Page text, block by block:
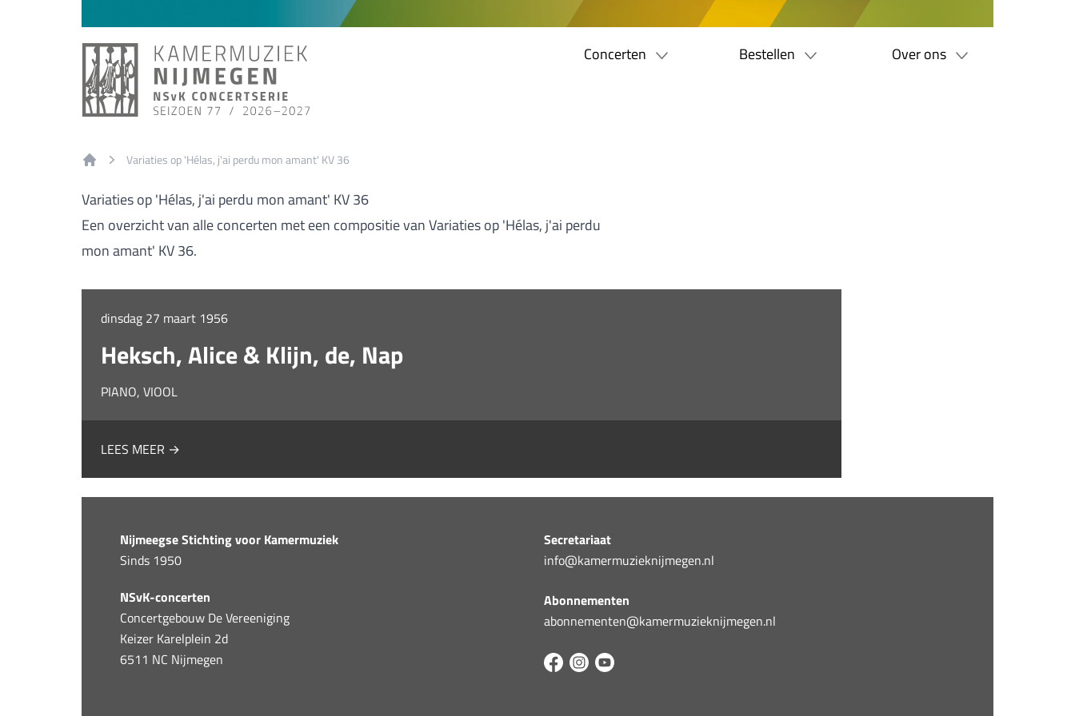
Concerten Bestellen Over ons
Variaties op 'Hélas, j'ai perdu mon amant' KV 36
Variaties op 'Hélas, j'ai perdu mon amant' KV 36
Een overzicht van alle concerten met een compositie van Variaties op 'Hélas, j'ai perdu
mon amant' KV 36.
dinsdag 27 maart 1956
Heksch, Alice & Klijn, de, Nap
PIANO, VIOOL
LEES MEER →
Nijmeegse Stichting voor Kamermuziek
Sinds 1950
NSvK-concerten
Concertgebouw De Vereeniging
Keizer Karelplein 2d
6511 NC Nijmegen
Secretariaat
info@kamermuzieknijmegen.nl
Abonnementen
abonnementen@kamermuzieknijmegen.nl